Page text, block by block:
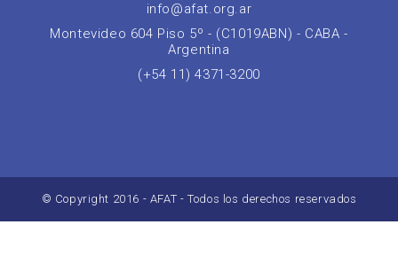
info@afat.org.ar
Montevideo 604 Piso 5º - (C1019ABN) - CABA -
Argentina
(+54 11) 4371-3200
© Copyright 2016 - AFAT - Todos los derechos reservados